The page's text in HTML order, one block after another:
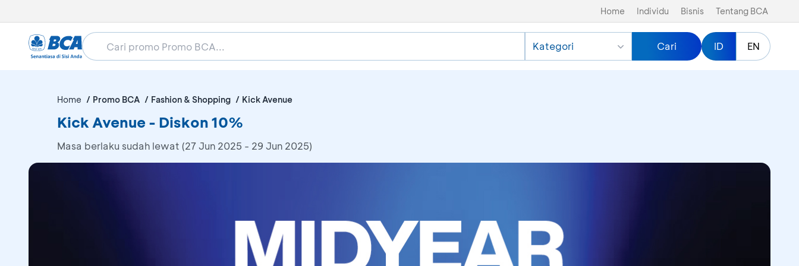
Home Individu Bisnis Tentang BCA
Kategori Cari ID EN
Home Promo BCA Fashion & Shopping Kick Avenue
Kick Avenue - Diskon 10%
Masa berlaku sudah lewat (27 Jun 2025 - 29 Jun 2025)